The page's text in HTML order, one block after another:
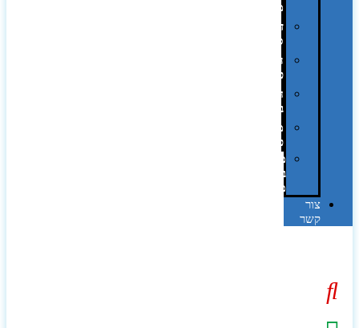
משי
דפוס
סובלימציה
הדפס
פרוצס
חריטה
בלייזר
מהו
פנטון?
מיתוג
באמצעות
מדבקות
צור
קשר